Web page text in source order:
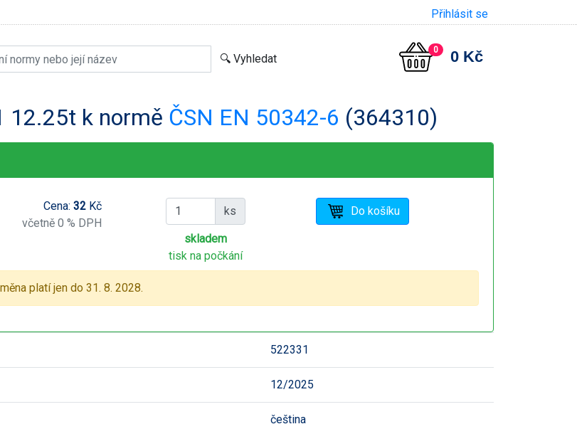
Přihlásit se
0 0 Kč
12.25t k normě ČSN EN 50342-6 (364310)
Cena: 32Kč
včetně 0 % DPH
ks
skladem
tisk na počkání
platí jen do 31. 8. 2028.
522331
12/2025
čeština